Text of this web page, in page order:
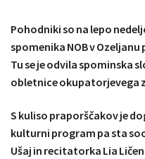
Pohodniki so na lepo
spomenika NOB v
Tu se je odvila spominska
obletnice okupatorjevega
S kuliso praporščakov je
kulturni program pa sta
Ušaj in recitatorka Lia